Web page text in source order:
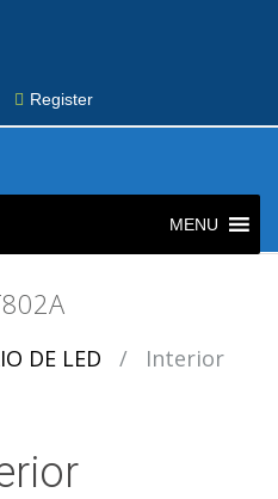
Register
MENU
DE LED / Interior